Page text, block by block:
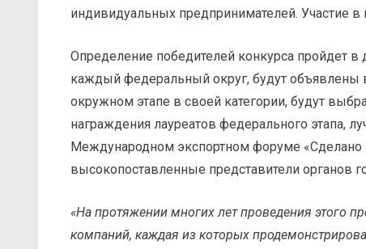
индивидуальных предпринимателей. Участие в
Определение победителей конкурса пройдет в
каждый федеральный округ, будут объявлены
окружном этапе в своей категории, будут
награждения лауреатов федерального этапа,
Международном экспортном форуме «Сделано
высокопоставленные представители органов
«На протяжении многих лет проведения этого
компаний, каждая из которых